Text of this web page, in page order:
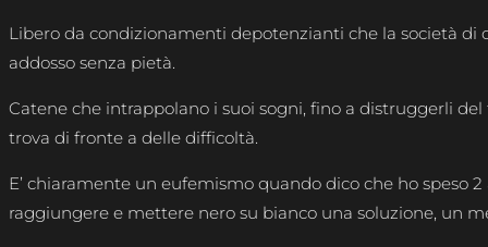
Libero da condizionamenti depotenzianti che la società di
addosso senza pietà.
Catene che intrappolano i suoi sogni, fino a distruggerli
trova di fronte a delle difficoltà.
E’ chiaramente un eufemismo quando dico che ho speso
raggiungere e mettere nero su bianco una soluzione, un